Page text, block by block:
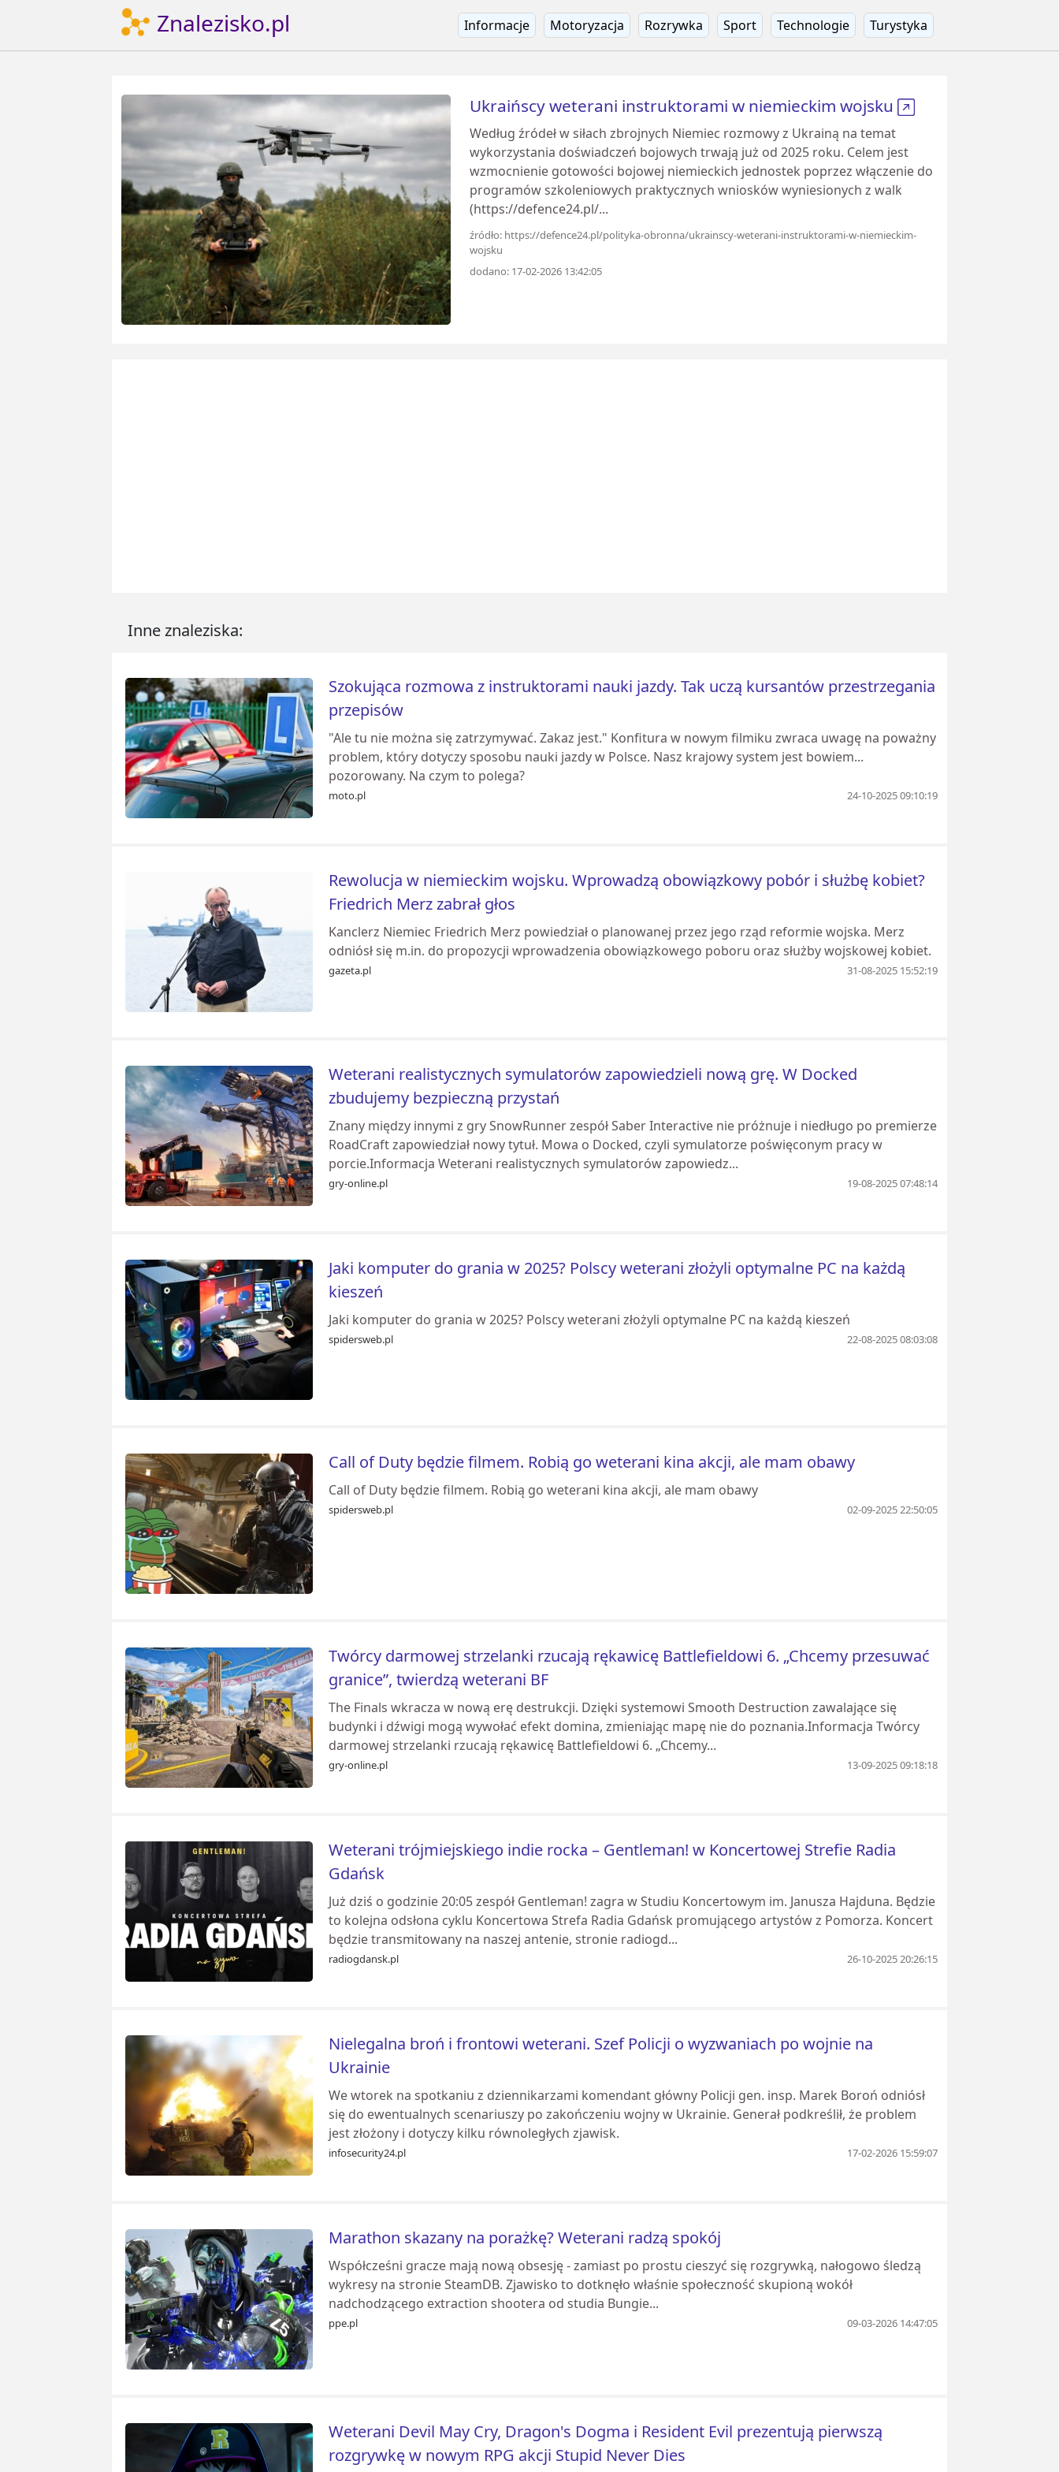
Znalezisko.pl Informacje Motoryzacja Rozrywka Sport Technologie Turystyka
Ukraińscy weterani instruktorami w niemieckim wojsku
Według źródeł w siłach zbrojnych Niemiec rozmowy z Ukrainą na temat
wykorzystania doświadczeń bojowych trwają już od 2025 roku. Celem jest
wzmocnienie gotowości bojowej niemieckich jednostek poprzez włączenie do
programów szkoleniowych praktycznych wniosków wyniesionych z walk
(https://defence24.pl/...
źródło: https://defence24.pl/polityka-obronna/ukrainscy-weterani-instruktorami-w-niemieckim-
wojsku
dodano: 17-02-2026 13:42:05
Inne znaleziska:
Szokująca rozmowa z instruktorami nauki jazdy. Tak uczą kursantów przestrzegania
przepisów
"Ale tu nie można się zatrzymywać. Zakaz jest." Konfitura w nowym filmiku zwraca uwagę na poważny
problem, który dotyczy sposobu nauki jazdy w Polsce. Nasz krajowy system jest bowiem...
pozorowany. Na czym to polega?
moto.pl 24-10-2025 09:10:19
Rewolucja w niemieckim wojsku. Wprowadzą obowiązkowy pobór i służbę kobiet?
Friedrich Merz zabrał głos
Kanclerz Niemiec Friedrich Merz powiedział o planowanej przez jego rząd reformie wojska. Merz
odniósł się m.in. do propozycji wprowadzenia obowiązkowego poboru oraz służby wojskowej kobiet.
gazeta.pl 31-08-2025 15:52:19
Weterani realistycznych symulatorów zapowiedzieli nową grę. W Docked
zbudujemy bezpieczną przystań
Znany między innymi z gry SnowRunner zespół Saber Interactive nie próżnuje i niedługo po premierze
RoadCraft zapowiedział nowy tytuł. Mowa o Docked, czyli symulatorze poświęconym pracy w
porcie.Informacja Weterani realistycznych symulatorów zapowiedz...
gry-online.pl 19-08-2025 07:48:14
Jaki komputer do grania w 2025? Polscy weterani złożyli optymalne PC na każdą
kieszeń
Jaki komputer do grania w 2025? Polscy weterani złożyli optymalne PC na każdą kieszeń
spidersweb.pl 22-08-2025 08:03:08
Call of Duty będzie filmem. Robią go weterani kina akcji, ale mam obawy
Call of Duty będzie filmem. Robią go weterani kina akcji, ale mam obawy
spidersweb.pl 02-09-2025 22:50:05
Twórcy darmowej strzelanki rzucają rękawicę Battlefieldowi 6. „Chcemy przesuwać
granice”, twierdzą weterani BF
The Finals wkracza w nową erę destrukcji. Dzięki systemowi Smooth Destruction zawalające się
budynki i dźwigi mogą wywołać efekt domina, zmieniając mapę nie do poznania.Informacja Twórcy
darmowej strzelanki rzucają rękawicę Battlefieldowi 6. „Chcemy...
gry-online.pl 13-09-2025 09:18:18
Weterani trójmiejskiego indie rocka – Gentleman! w Koncertowej Strefie Radia
Gdańsk
Już dziś o godzinie 20:05 zespół Gentleman! zagra w Studiu Koncertowym im. Janusza Hajduna. Będzie
to kolejna odsłona cyklu Koncertowa Strefa Radia Gdańsk promującego artystów z Pomorza. Koncert
będzie transmitowany na naszej antenie, stronie radiogd...
radiogdansk.pl 26-10-2025 20:26:15
Nielegalna broń i frontowi weterani. Szef Policji o wyzwaniach po wojnie na
Ukrainie
We wtorek na spotkaniu z dziennikarzami komendant główny Policji gen. insp. Marek Boroń odniósł
się do ewentualnych scenariuszy po zakończeniu wojny w Ukrainie. Generał podkreślił, że problem
jest złożony i dotyczy kilku równoległych zjawisk.
infosecurity24.pl 17-02-2026 15:59:07
Marathon skazany na porażkę? Weterani radzą spokój
Współcześni gracze mają nową obsesję - zamiast po prostu cieszyć się rozgrywką, nałogowo śledzą
wykresy na stronie SteamDB. Zjawisko to dotknęło właśnie społeczność skupioną wokół
nadchodzącego extraction shootera od studia Bungie...
ppe.pl 09-03-2026 14:47:05
Weterani Devil May Cry, Dragon's Dogma i Resident Evil prezentują pierwszą
rozgrywkę w nowym RPG akcji Stupid Never Dies